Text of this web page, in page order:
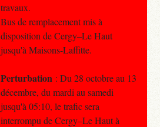
travaux.
Bus de remplacement mis à
disposition de Cergy–Le Haut
jusqu'à Maisons-Laffitte.
Perturbation : Du 28 octobre au 13
décembre, du mardi au samedi
jusqu'à 05:10, le trafic sera
interrompu de Cergy–Le Haut à